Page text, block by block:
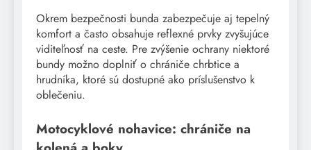
Okrem bezpečnosti bunda zabezpečuje aj tepelný
komfort a často obsahuje reflexné prvky zvyšujúce
viditeľnosť na ceste. Pre zvýšenie ochrany niektoré
bundy možno doplniť o chrániče chrbtice a
hrudníka, ktoré sú dostupné ako príslušenstvo k
oblečeniu.
Motocyklové nohavice: chrániče na